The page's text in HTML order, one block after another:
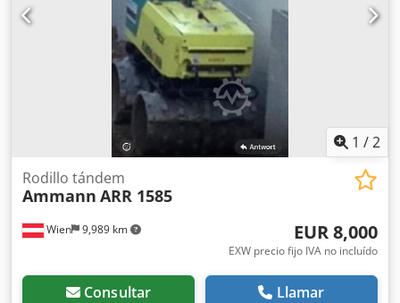
de stock revisado. Volumen de suministro: Dksdpfx Amstt
Auuo Ter 1 europalet con 1 motor
1 /2
Wien 9,989 km
Rodillo tándem
Ammann ARR 1585
EUR 8,000
EXW precio fijo IVA no incluído
Consultar Llamar